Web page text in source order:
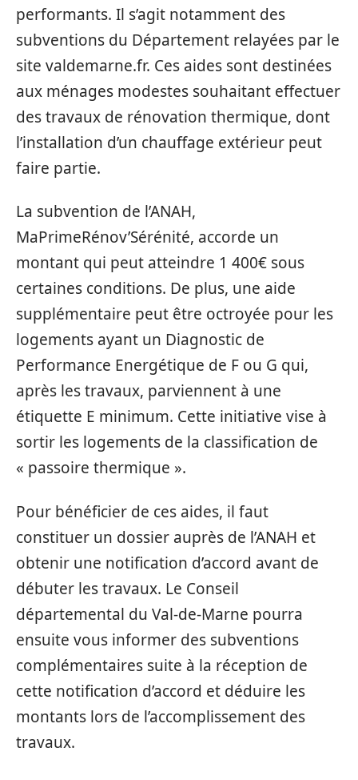
performants. Il s’agit notamment des
subventions du Département relayées par le
site valdemarne.fr. Ces aides sont destinées
aux ménages modestes souhaitant effectuer
des travaux de rénovation thermique, dont
l’installation d’un chauffage extérieur peut
faire partie.
La subvention de l’ANAH,
MaPrimeRénov’Sérénité, accorde un
montant qui peut atteindre 1 400€ sous
certaines conditions. De plus, une aide
supplémentaire peut être octroyée pour les
logements ayant un Diagnostic de
Performance Energétique de F ou G qui,
après les travaux, parviennent à une
étiquette E minimum. Cette initiative vise à
sortir les logements de la classification de
« passoire thermique ».
Pour bénéficier de ces aides, il faut
constituer un dossier auprès de l’ANAH et
obtenir une notification d’accord avant de
débuter les travaux. Le Conseil
départemental du Val-de-Marne pourra
ensuite vous informer des subventions
complémentaires suite à la réception de
cette notification d’accord et déduire les
montants lors de l’accomplissement des
travaux.